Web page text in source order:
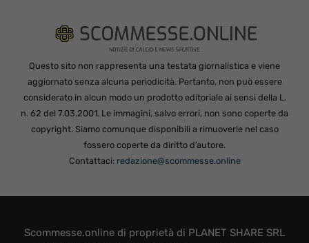
Questo sito non rappresenta una testata giornalistica e viene
aggiornato senza alcuna periodicità. Pertanto, non può essere
considerato in alcun modo un prodotto editoriale ai sensi della L.
n. 62 del 7.03.2001. Le immagini, salvo errori, non sono coperte da
copyright. Siamo comunque disponibili a rimuoverle nel caso
fossero coperte da diritto d’autore.
Contattaci: redazione@scommesse.online
Scommesse.online di proprietà di PLANET SHARE SRL